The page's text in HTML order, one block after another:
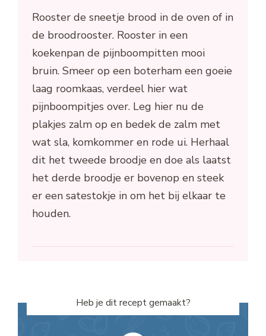
Rooster de sneetje brood in de oven of in
de broodrooster. Rooster in een
koekenpan de pijnboompitten mooi
bruin. Smeer op een boterham een goeie
laag roomkaas, verdeel hier wat
pijnboompitjes over. Leg hier nu de
plakjes zalm op en bedek de zalm met
wat sla, komkommer en rode ui. Herhaal
dit het tweede broodje en doe als laatst
het derde broodje er bovenop en steek
er een satestokje in om het bij elkaar te
houden.
Heb je dit recept gemaakt?